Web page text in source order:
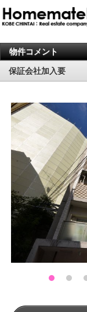
物件コメント
保証会社加入要